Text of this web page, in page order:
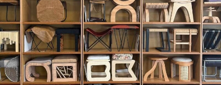
La
en
los